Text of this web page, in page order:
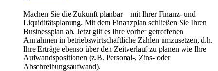
Machen Sie die Zukunft planbar – mit Ihrer Finanz- und
Liquiditätsplanung. Mit dem Finanzplan schließen Sie Ihren
Businessplan ab. Jetzt gilt es Ihre vorher getroffenen
Annahmen in betriebswirtschaftliche Zahlen umzusetzen, d.h.
Ihre Erträge ebenso über den Zeitverlauf zu planen wie Ihre
Aufwandspositionen (z.B. Personal-, Zins- oder
Abschreibungsaufwand).